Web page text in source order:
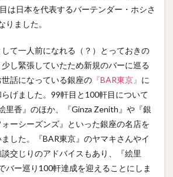
は日本を代表するバーテンダー・ホシさ
りました。
して一人前になれる（？）とっておきの
し緊張していたため新規のバーに巡る
話になっている銀座の 『BAR東京』 に
げました。99軒目と100軒目について
里香』のほか、『Ginza Zenith』や『銀
ーシーズンズ』といった銀座の名店を
した。『BAR東京』のヤマキさんやイ
交じりのアドバイスもあり、『絵里
バー巡り100軒達成を迎えることにしま